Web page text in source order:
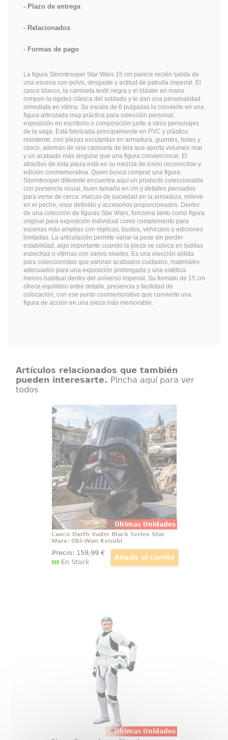
Plazo de entrega
Relacionados
Formas de pago
La figura Stormtrooper Star Wars 15 cm parece recién salida de
una escena con polvo, desgaste y actitud de patrulla imperial. El
casco blanco, la camiseta textil negra y el bláster en mano
rompen la rigidez clásica del soldado y le dan una personalidad
inmediata en vitrina. Su escala de 6 pulgadas la convierte en una
figura articulada muy práctica para colección personal,
exposición en escritorio o composición junto a otros personajes
de la saga. Está fabricada principalmente en PVC y plástico
resistente, con piezas esculpidas en armadura, guantes, botas y
casco, además de una camiseta de tela que aporta volumen real
y un acabado más singular que una figura convencional. El
atractivo de esta pieza está en su mezcla de icono reconocible y
edición conmemorativa. Quien busca comprar una figura
Stormtrooper diferente encuentra aquí un producto coleccionable
con presencia visual, buen tamaño en cm y detalles pensados
para verse de cerca: marcas de suciedad en la armadura, relieve
en el pecho, visor definido y accesorios proporcionados. Dentro
de una colección de figuras Star Wars, funciona tanto como figura
original para exposición individual como complemento para
escenas más amplias con réplicas, bustos, vehículos o ediciones
limitadas. La articulación permite variar la pose sin perder
estabilidad, algo importante cuando la pieza se coloca en baldas
estrechas o vitrinas con varios niveles. Es una elección sólida
para coleccionistas que valoran acabados cuidados, materiales
adecuados para una exposición prolongada y una estética
menos habitual dentro del universo imperial. Su formato de 15 cm
ofrece equilibrio entre detalle, presencia y facilidad de
colocación, con ese punto conmemorativo que convierte una
figura de acción en una pieza más memorable.
Artículos relacionados que también
pueden interesarte. Pincha aquí para ver
todos
Últimas Unidades
Casco Darth Vader Black Series Star
Wars: Obi-Wan Kenobi
Obi-Wan Kenobi tiene lugar varios
años tras los dramáticos sucesos
de Star Wars: La venganza de los
Sith, en donde Kenobi enfrentó la
corrupción de su amigo y
aprendiz Jedi Anakin Skywalker,
Casco Darth Vader Black Series Star
Wars: Obi-Wan Kenobi
Precio: 159,99€
En Stock
Últimas Unidades
Figura George Lucas Stormtrooper
Figura 2021 George Lucas (in
Stormtrooper Disguise) Star Wars
Black Series, En esta ocasión
Hasbro rinde homenaje a George
Lucas y sus logros
cinematográficos con esta figura
que reproduce la apariencia del